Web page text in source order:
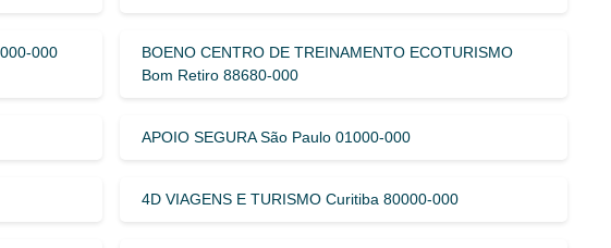
000
BOENO CENTRO DE TREINAMENTO ECOTURISMO
Bom Retiro 88680-000
APOIO SEGURA São Paulo 01000-000
4D VIAGENS E TURISMO Curitiba 80000-000